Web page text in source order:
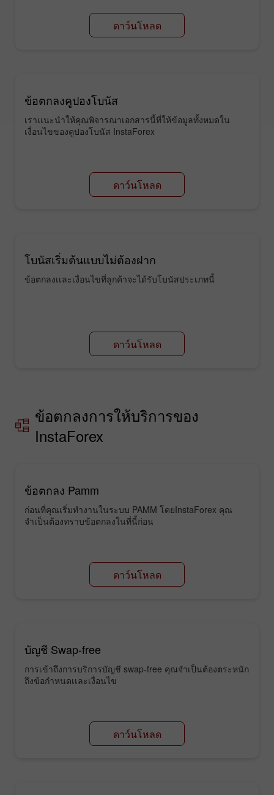
ดาว์นโหลด
ข้อตกลงคูปองโบนัส
เราเเนะนำให้คุณพิจารณาเอกสารนี้ที่ให้ข้อมูลทั้งหมดใน
เงื่อนไขของคูปองโบนัส InstaForex
ดาว์นโหลด
โบนัสเริ่มต้นแบบไม่ต้องฝาก
ข้อตกลงเเละเงื่อนไขที่ลูกค้าจะได้รับโบนัสประเภทนี้
ดาว์นโหลด
ข้อตกลงการให้บริการของ
InstaForex
ข้อตกลง Pamm
ก่อนที่คุณเริ่มทำงานในระบบ PAMM โดยInstaForex คุณ
จำเป็นต้องทราบข้อตกลงในที่นี้ก่อน
ดาว์นโหลด
บัญชี Swap-free
การเข้าถึงการบริการบัญชี swap-free คุณจำเป็นต้องตระหนัก
ถึงข้อกำหนดเเละเงื่อนไข
ดาว์นโหลด